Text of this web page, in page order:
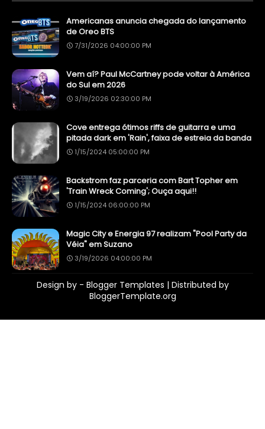
Americanas anuncia chegada do lançamento
de Oreo BTS
7/31/2026 04:00:00 PM
Vem aí? Paul McCartney pode voltar à América
do Sul em 2026
3/19/2026 02:30:00 PM
Cove entrega ótimos riffs de guitarra e uma
pitada dark em 'Rain', faixa de estreia da banda
1/15/2024 05:00:00 PM
Backstrom faz parceria com Bart Topher em
'Train Wreck Coming'; Ouça aqui!!
1/15/2024 06:00:00 PM
Magic City e Energia 97 realizam "Pool Party da
Véia" em Suzano
3/19/2026 04:00:00 PM
Design by - Blogger Templates | Distributed by
BloggerTemplate.org